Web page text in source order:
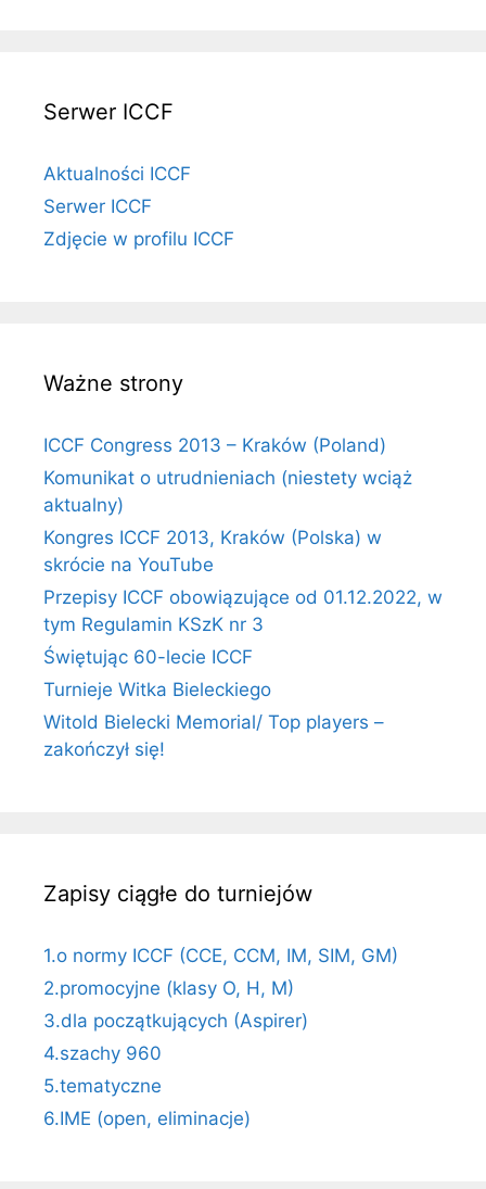
Serwer ICCF
Aktualności ICCF
Serwer ICCF
Zdjęcie w profilu ICCF
Ważne strony
ICCF Congress 2013 – Kraków (Poland)
Komunikat o utrudnieniach (niestety wciąż
aktualny)
Kongres ICCF 2013, Kraków (Polska) w
skrócie na YouTube
Przepisy ICCF obowiązujące od 01.12.2022, w
tym Regulamin KSzK nr 3
Świętując 60-lecie ICCF
Turnieje Witka Bieleckiego
Witold Bielecki Memorial/ Top players –
zakończył się!
Zapisy ciągłe do turniejów
1.o normy ICCF (CCE, CCM, IM, SIM, GM)
2.promocyjne (klasy O, H, M)
3.dla początkujących (Aspirer)
4.szachy 960
5.tematyczne
6.IME (open, eliminacje)